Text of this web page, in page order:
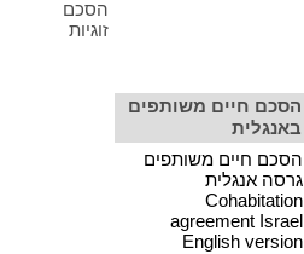
הסכם
זוגיות
הסכם חיים משותפים
באנגלית
הסכם חיים משותפים
גרסה אנגלית
Cohabitation
agreement Israel
English version